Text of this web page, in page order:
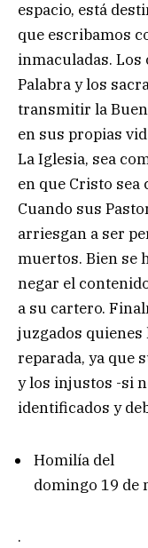
espacio, está
que escribamos
inmaculadas.
Palabra y los
transmitir la
en sus propias
La Iglesia, sea
en que Cristo sea
Cuando sus
arriesgan a ser
muertos. Bien se
negar el
a su cartero.
juzgados quienes
reparada, ya que
y los injustos -si
identificados y
Homilía del
domingo 19 de
.